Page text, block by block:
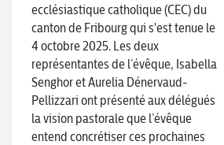
ecclésiastique catholique (CEC) du
canton de Fribourg qui s'est tenue le
4 octobre 2025. Les deux
représentantes de l’évêque, Isabella
Senghor et Aurelia Dénervaud-
Pellizzari ont présenté aux délégués
la vision pastorale que l’évêque
entend concrétiser ces prochaines